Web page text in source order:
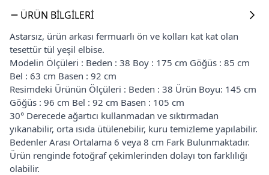
ÜRÜN BILGILERI
Astarsız, ürün arkası fermuarlı ön ve kolları kat kat olan
tesettür tül yeşil elbise.
Modelin Ölçüleri : Beden : 38 Boy : 175 cm Göğüs : 85 cm
Bel : 63 cm Basen : 92 cm
Resimdeki Ürünün Ölçüleri : Beden : 38 Ürün Boyu: 145 cm
Göğüs : 96 cm Bel : 92 cm Basen : 105 cm
30° Derecede ağartıcı kullanmadan ve sıktırmadan
yıkanabilir, orta ısıda ütülenebilir, kuru temizleme yapılabilir.
Bedenler Arası Ortalama 6 veya 8 cm Fark Bulunmaktadır.
Ürün renginde fotoğraf çekimlerinden dolayı ton farklılığı
olabilir.